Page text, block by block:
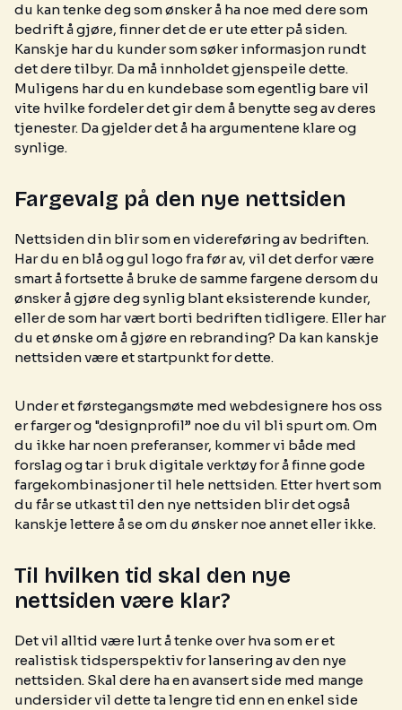
du kan tenke deg som ønsker å ha noe med dere som
bedrift å gjøre, finner det de er ute etter på siden.
Kanskje har du kunder som søker informasjon rundt
det dere tilbyr. Da må innholdet gjenspeile dette.
Muligens har du en kundebase som egentlig bare vil
vite hvilke fordeler det gir dem å benytte seg av deres
tjenester. Da gjelder det å ha argumentene klare og
synlige.
Fargevalg på den nye nettsiden
Nettsiden din blir som en videreføring av bedriften.
Har du en blå og gul logo fra før av, vil det derfor være
smart å fortsette å bruke de samme fargene dersom du
ønsker å gjøre deg synlig blant eksisterende kunder,
eller de som har vært borti bedriften tidligere. Eller har
du et ønske om å gjøre en rebranding? Da kan kanskje
nettsiden være et startpunkt for dette.
Under et førstegangsmøte med webdesignere hos oss
er farger og "designprofil” noe du vil bli spurt om. Om
du ikke har noen preferanser, kommer vi både med
forslag og tar i bruk digitale verktøy for å finne gode
fargekombinasjoner til hele nettsiden. Etter hvert som
du får se utkast til den nye nettsiden blir det også
kanskje lettere å se om du ønsker noe annet eller ikke.
Til hvilken tid skal den nye
nettsiden være klar?
Det vil alltid være lurt å tenke over hva som er et
realistisk tidsperspektiv for lansering av den nye
nettsiden. Skal dere ha en avansert side med mange
undersider vil dette ta lengre tid enn en enkel side